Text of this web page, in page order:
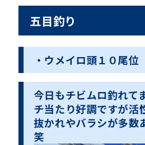
五目釣り
・ウメイロ頭１０尾位
今日もチビムロ釣れて
チ当たり好調ですが活
抜かれやバラシが多数
笑